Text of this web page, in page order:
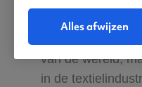
wetenschap en
Hier zie je de
van de wereld,
in de
Alles afwijzen